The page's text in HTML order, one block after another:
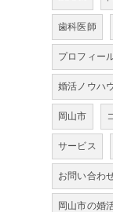
歯科医師
プロフィー
婚活ノウハ
岡山市
サービス
お問い合わ
岡山市の婚